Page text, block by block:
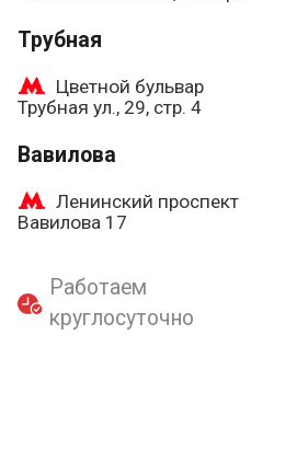
Трубная
Цветной бульвар
Трубная ул., 29, стр. 4
Вавилова
Ленинский проспект
Вавилова 17
Работаем
круглосуточно